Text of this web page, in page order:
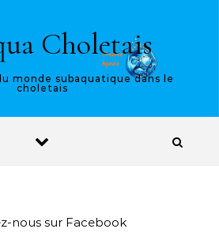
Choletais
monde subaquatique dans le
choletais